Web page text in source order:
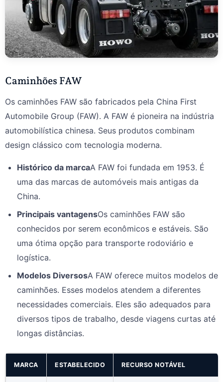
Caminhões FAW
Os caminhões FAW são fabricados pela China First
Automobile Group (FAW). A FAW é pioneira na indústria
automobilística chinesa. Seus produtos combinam
design clássico com tecnologia moderna.
Histórico da marcaA FAW foi fundada em 1953. É
uma das marcas de automóveis mais antigas da
China.
Principais vantagensOs caminhões FAW são
conhecidos por serem econômicos e estáveis. São
uma ótima opção para transporte rodoviário e
logística.
Modelos DiversosA FAW oferece muitos modelos de
caminhões. Esses modelos atendem a diferentes
necessidades comerciais. Eles são adequados para
diversos tipos de trabalho, desde viagens curtas até
longas distâncias.
MARCA ESTABELECIDO RECURSO NOTÁVEL